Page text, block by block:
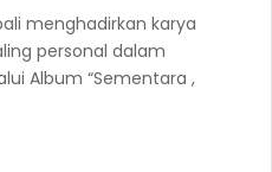
menghadirkan karya
personal dalam
Album “Sementara ,